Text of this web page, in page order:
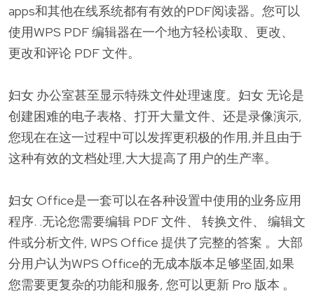
apps和其他在线系统都有有效的PDF阅读器。您可以
使用WPS PDF 编辑器在一个地方轻松读取、更改、
更改和评论 PDF 文件。
妇女 办公室甚至显示特殊文件处理速度。妇女 无论是
创建困难的电子表格、打开大量文件、还是录像演示,
您现在在这一过程中可以发挥更积极的作用,并且由于
这种有效的文档处理,大大提高了用户的生产率。
妇女 Office是一套可以在各种设置中使用的业务应用
程序. .无论您需要编辑 PDF 文件、 转换文件、 编辑文
件或分析文件, WPS Office 提供了完整的答案 。大部
分用户认为WPS Office的无成本版本足够坚固,如果
您需要更复杂的功能和服务, 您可以更新 Pro 版本 。